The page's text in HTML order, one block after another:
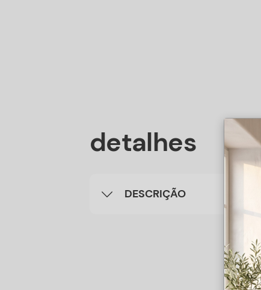
detalhes
DESCRIÇÃO